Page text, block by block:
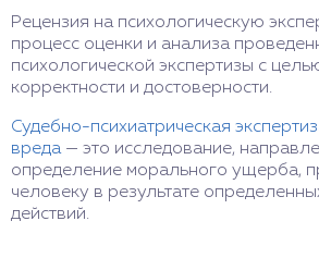
Рецензия на психологическую
процесс оценки и анализа
психологической экспертизы с
корректности и достоверности.
Судебно-психиатрическая
вреда— это исследование,
определение морального ущерба,
человеку в результате
действий.